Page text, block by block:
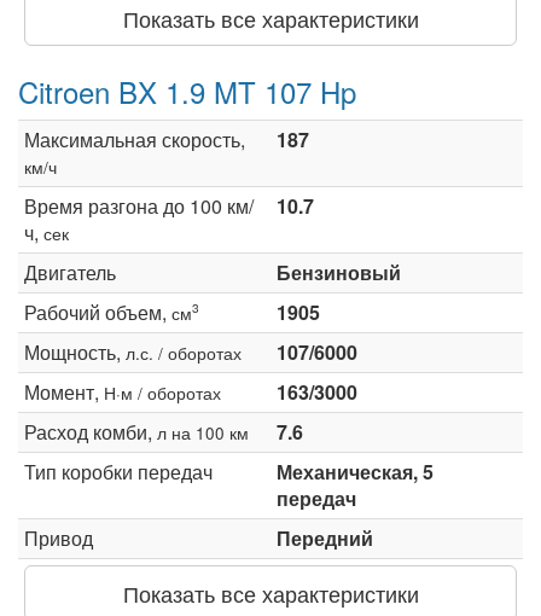
Показать все характеристики
Citroen BX 1.9 MT 107 Hp
Максимальная скорость,
км/ч
187
Время разгона до 100 км/
ч, сек
10.7
Двигатель
Бензиновый
Рабочий объем, см3
1905
Мощность, л.с. / оборотах
107/6000
Момент, Н·м / оборотах
163/3000
Расход комби, л на 100 км
7.6
Тип коробки передач
Механическая, 5
передач
Привод
Передний
Показать все характеристики